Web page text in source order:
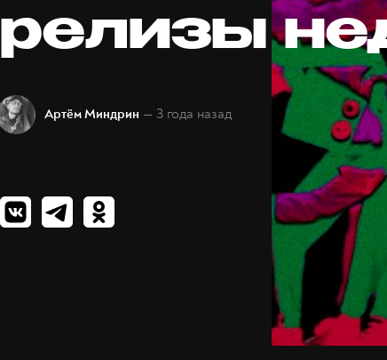
релизы
Артём Миндрин — 3 года назад